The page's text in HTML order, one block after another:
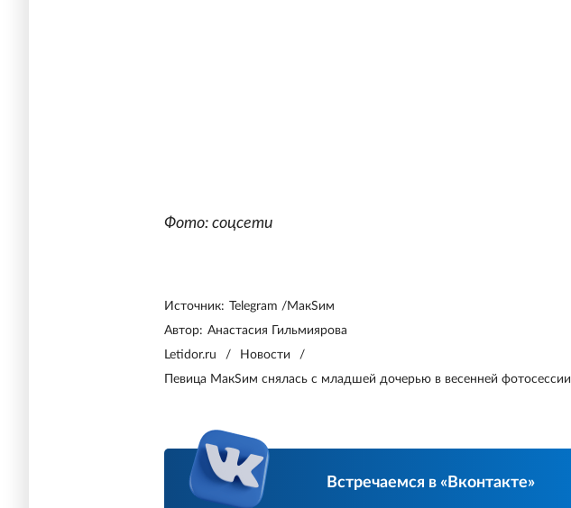
Фото: соцсети
Источник: Telegram /МакSим
Автор: Анастасия Гильмиярова
Letidor.ru
/ Новости
/
Певица МакSим снялась с младшей дочерью в весенней фотосессии
Встречаемся в «Вконтакте»